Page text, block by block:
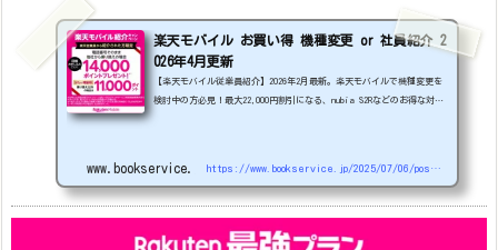
楽天モバイル お買い得 機種変更 or 社員紹介 2
026年4月更新
【楽天モバイル従業員紹介】2026年2月最新。楽天モバイルで機種変更を
検討中の方必見！最大22,000円割引になる、nubia S2Rなどのお得な対象
arrows We2 1円 arrows We2 Plus #1円
www.bookservice.jp https://www.bookservice.jp/2025/07/06/post-48181